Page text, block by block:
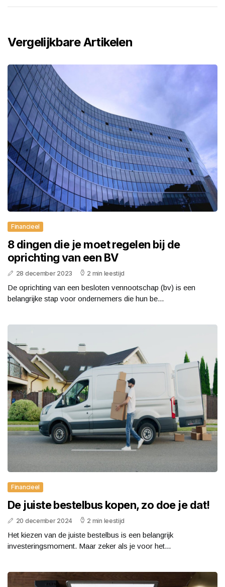
Vergelijkbare Artikelen
Financieel
8 dingen die je moet regelen bij de
oprichting van een BV
28 december 2023 2 min leestijd
De oprichting van een besloten vennootschap (bv) is een
belangrijke stap voor ondernemers die hun be...
Financieel
De juiste bestelbus kopen, zo doe je dat!
20 december 2024 2 min leestijd
Het kiezen van de juiste bestelbus is een belangrijk
investeringsmoment. Maar zeker als je voor het...